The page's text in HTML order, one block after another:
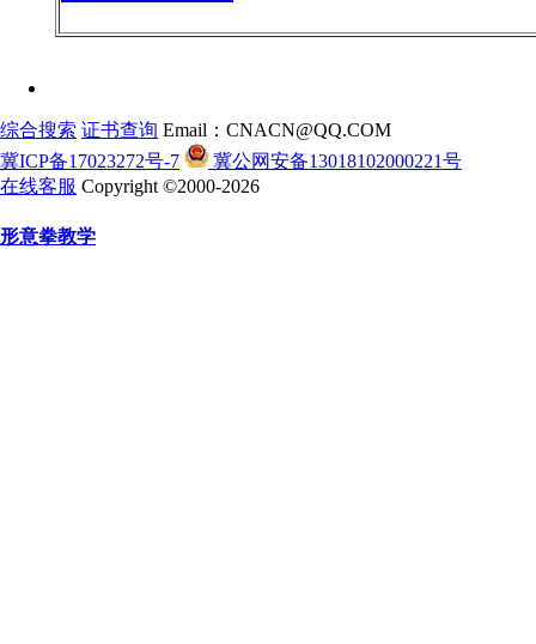
综合搜索 证书查询 Email：CNACN@QQ.COM
冀ICP备17023272号-7
冀公网安备13018102000221号
在线客服 Copyright ©2000-2026
形意拳教学